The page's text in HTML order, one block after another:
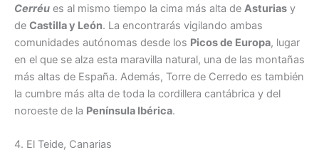
Cerréu es al mismo tiempo la cima más alta de Asturias y
de Castilla y León. La encontrarás vigilando ambas
comunidades autónomas desde los Picos de Europa, lugar
en el que se alza esta maravilla natural, una de las montañas
más altas de España. Además, Torre de Cerredo es también
la cumbre más alta de toda la cordillera cantábrica y del
noroeste de la Península Ibérica.
4. El Teide, Canarias